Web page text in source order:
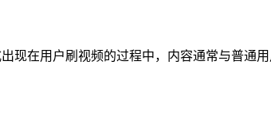
现在用户刷视频的过程中，内容通常与普通